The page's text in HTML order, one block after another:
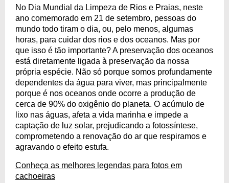
No Dia Mundial da Limpeza de Rios e Praias, neste
ano comemorado em 21 de setembro, pessoas do
mundo todo tiram o dia, ou, pelo menos, algumas
horas, para cuidar dos rios e dos oceanos. Mas por
que isso é tão importante? A preservação dos oceanos
está diretamente ligada à preservação da nossa
própria espécie. Não só porque somos profundamente
dependentes da água para viver, mas principalmente
porque é nos oceanos onde ocorre a produção de
cerca de 90% do oxigênio do planeta. O acúmulo de
lixo nas águas, afeta a vida marinha e impede a
captação de luz solar, prejudicando a fotossíntese,
comprometendo a renovação do ar que respiramos e
agravando o efeito estufa.
Conheça as melhores legendas para fotos em
cachoeiras